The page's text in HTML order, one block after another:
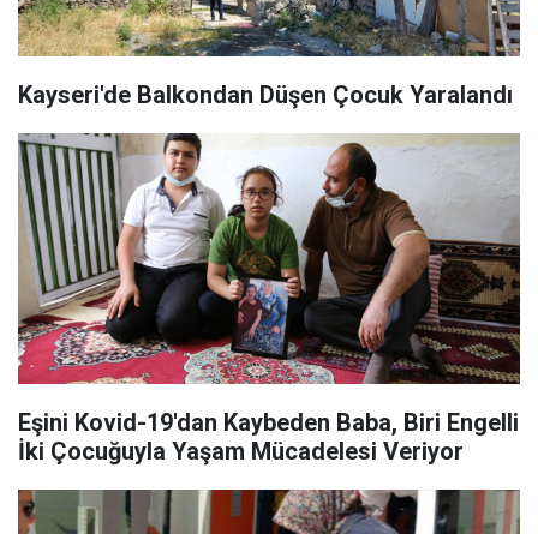
Kayseri'de Balkondan Düşen Çocuk Yaralandı
Eşini Kovid-19'dan Kaybeden Baba, Biri Engelli
İki Çocuğuyla Yaşam Mücadelesi Veriyor